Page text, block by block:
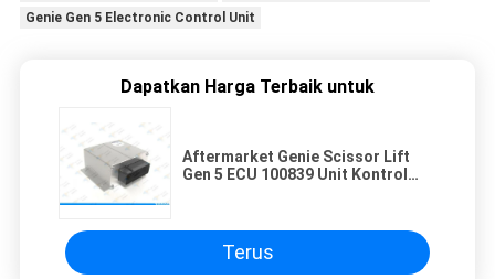
Genie Gen 5 Electronic Control Unit
Dapatkan Harga Terbaik untuk
Aftermarket Genie Scissor Lift
Gen 5 ECU 100839 Unit Kontrol
Terus